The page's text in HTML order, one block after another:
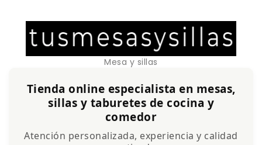
Mesa y sillas
Tienda online especialista en mesas,
sillas y taburetes de cocina y
comedor
Atención personalizada, experiencia y calidad